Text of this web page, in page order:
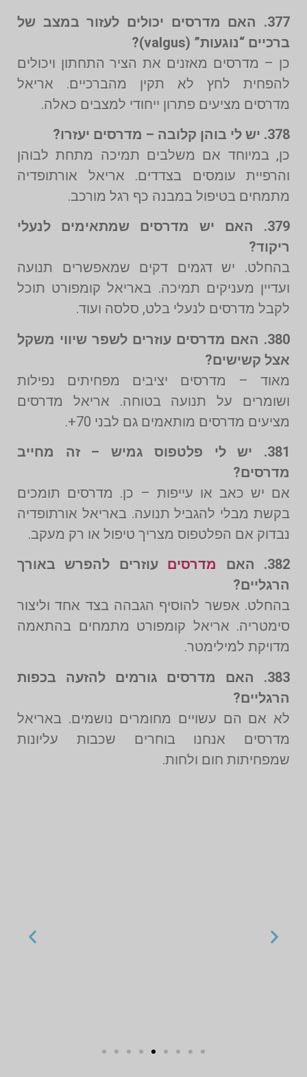
377. האם מדרסים יכולים לעזור במצב של
ברכיים “נוגעות” (valgus)?
כן – מדרסים מאזנים את הציר התחתון ויכולים
להפחית לחץ לא תקין מהברכיים. אריאל
מדרסים מציעים פתרון ייחודי למצבים כאלה.
378. יש לי בוהן קלובה – מדרסים יעזרו?
כן, במיוחד אם משלבים תמיכה מתחת לבוהן
והרפיית עומסים בצדדים. אריאל אורתופדיה
מתמחים בטיפול במבנה כף רגל מורכב.
379. האם יש מדרסים שמתאימים לנעלי
ריקוד?
בהחלט. יש דגמים דקים שמאפשרים תנועה
ועדיין מעניקים תמיכה. באריאל קומפורט תוכל
לקבל מדרסים לנעלי בלט, סלסה ועוד.
380. האם מדרסים עוזרים לשפר שיווי משקל
אצל קשישים?
מאוד – מדרסים יציבים מפחיתים נפילות
ושומרים על תנועה בטוחה. אריאל מדרסים
מציעים מדרסים מותאמים גם לבני 70+.
381. יש לי פלטפוס גמיש – זה מחייב
מדרסים?
אם יש כאב או עייפות – כן. מדרסים תומכים
בקשת מבלי להגביל תנועה. באריאל אורתופדיה
נבדוק אם הפלטפוס מצריך טיפול או רק מעקב.
382. האם
מדרסים עוזרים להפרש באורך
הרגליים?
בהחלט. אפשר להוסיף הגבהה בצד אחד וליצור
סימטריה. אריאל קומפורט מתמחים בהתאמה
מדויקת למילימטר.
383. האם מדרסים גורמים להזעה בכפות
הרגליים?
לא אם הם עשויים מחומרים נושמים. באריאל
מדרסים אנחנו בוחרים שכבות עליונות
שמפחיתות חום ולחות.